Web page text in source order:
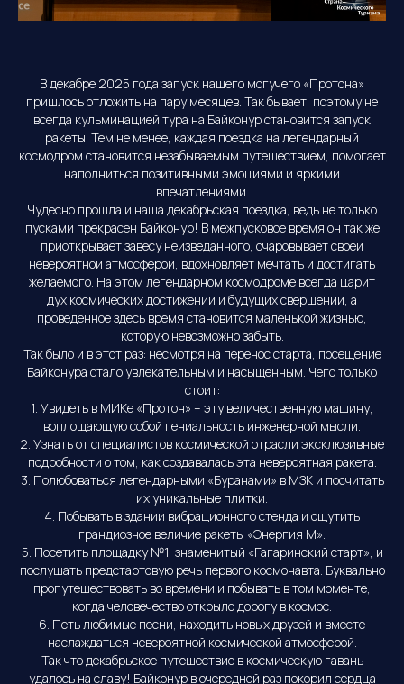
В декабре 2025 года запуск нашего могучего «Протона»
пришлось отложить на пару месяцев. Так бывает, поэтому не
всегда кульминацией тура на Байконур становится запуск
ракеты. Тем не менее, каждая поездка на легендарный
космодром становится незабываемым путешествием, помогает
наполниться позитивными эмоциями и яркими
впечатлениями.
Чудесно прошла и наша декабрьская поездка, ведь не только
пусками прекрасен Байконур! В межпусковое время он так же
приоткрывает завесу неизведанного, очаровывает своей
невероятной атмосферой, вдохновляет мечтать и достигать
желаемого. На этом легендарном космодроме всегда царит
дух космических достижений и будущих свершений, а
проведенное здесь время становится маленькой жизнью,
которую невозможно забыть.
Так было и в этот раз: несмотря на перенос старта, посещение
Байконура стало увлекательным и насыщенным. Чего только
стоит:
1. Увидеть в МИКе «Протон» – эту величественную машину,
воплощающую собой гениальность инженерной мысли.
2. Узнать от специалистов космической отрасли эксклюзивные
подробности о том, как создавалась эта невероятная ракета.
3. Полюбоваться легендарными «Буранами» в МЗК и посчитать
их уникальные плитки.
4. Побывать в здании вибрационного стенда и ощутить
грандиозное величие ракеты «Энергия М».
5. Посетить площадку №1, знаменитый «Гагаринский старт», и
послушать предстартовую речь первого космонавта. Буквально
пропутешествовать во времени и побывать в том моменте,
когда человечество открыло дорогу в космос.
6. Петь любимые песни, находить новых друзей и вместе
наслаждаться невероятной космической атмосферой.
Так что декабрьское путешествие в космическую гавань
удалось на славу! Байконур в очередной раз покорил сердца
Программы и цены
Расписание пусков
О компании